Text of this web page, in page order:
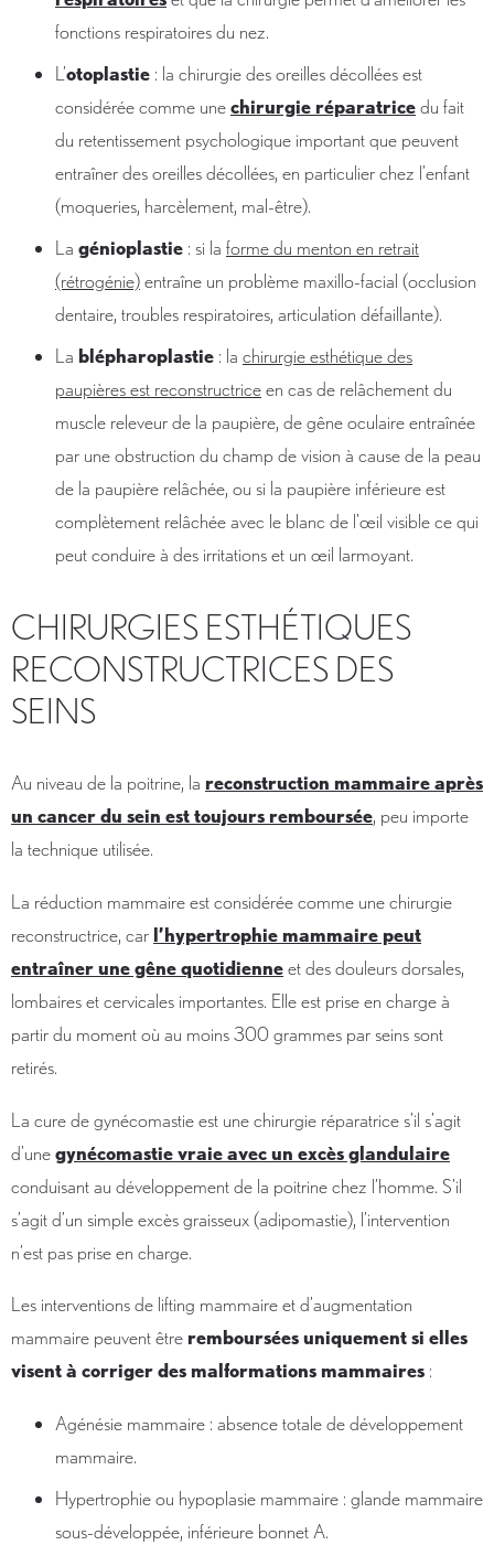
fonctions respiratoires du nez.
L’otoplastie : la chirurgie des oreilles décollées est
considérée comme unechirurgie réparatricedu fait
du retentissement psychologique important que peuvent
entraîner des oreilles décollées, en particulier chez l’enfant
(moqueries, harcèlement, mal-être).
La génioplastie : si la forme du menton en retrait
(rétrogénie)entraîne un problème maxillo-facial (occlusion
dentaire, troubles respiratoires, articulation défaillante).
La blépharoplastie : la chirurgie esthétique des
paupières est reconstructriceen cas de relâchement du
muscle releveur de la paupière, de gêne oculaire entraînée
par une obstruction du champ de vision à cause de la peau
de la paupière relâchée, ou si la paupière inférieure est
complètement relâchée avec le blanc de l’œil visible ce qui
peut conduire à des irritations et un œil larmoyant.
CHIRURGIES ESTHÉTIQUES
RECONSTRUCTRICES DES
SEINS
Au niveau de la poitrine, la reconstruction mammaire après
un cancer du sein est toujours remboursée, peu importe
la technique utilisée.
La réduction mammaire est considérée comme une chirurgie
reconstructrice, carl’hypertrophie mammaire peut
entraîner une gêne quotidienneet des douleurs dorsales,
lombaires et cervicales importantes. Elle est prise en charge à
partir du moment où au moins 300 grammes par seins sont
retirés.
La cure de gynécomastie est une chirurgie réparatrice s’il s’agit
d’unegynécomastie vraie avec un excès glandulaire
conduisant au développement de la poitrine chez l’homme. S’il
s’agit d’un simple excès graisseux (adipomastie), l’intervention
n’est pas prise en charge.
Les interventions de lifting mammaire et d’augmentation
mammaire peuvent êtreremboursées uniquement si elles
visent à corriger des malformations mammaires :
Agénésie mammaire : absence totale de développement
mammaire.
Hypertrophie ou hypoplasie mammaire : glande mammaire
sous-développée, inférieure bonnet A.